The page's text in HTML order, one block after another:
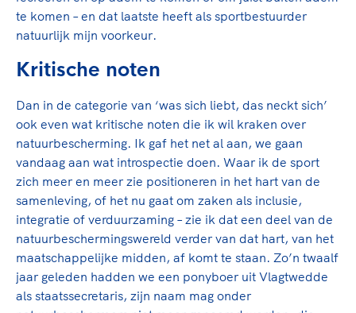
te komen – en dat laatste heeft als sportbestuurder
natuurlijk mijn voorkeur.
Kritische noten
Dan in de categorie van ‘was sich liebt, das neckt sich’
ook even wat kritische noten die ik wil kraken over
natuurbescherming. Ik gaf het net al aan, we gaan
vandaag aan wat introspectie doen. Waar ik de sport
zich meer en meer zie positioneren in het hart van de
samenleving, of het nu gaat om zaken als inclusie,
integratie of verduurzaming – zie ik dat een deel van de
natuurbeschermingswereld verder van dat hart, van het
maatschappelijke midden, af komt te staan. Zo’n twaalf
jaar geleden hadden we een ponyboer uit Vlagtwedde
als staatssecretaris, zijn naam mag onder